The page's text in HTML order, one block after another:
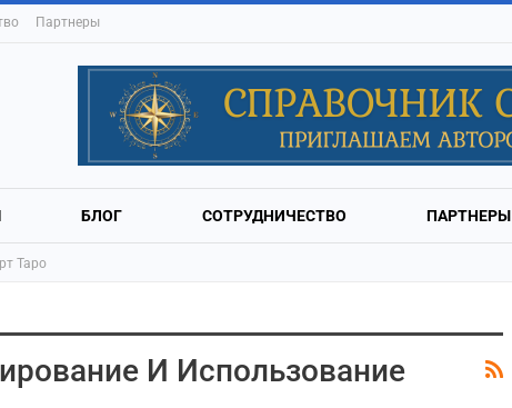
Партнеры
БЛОГ СОТРУДНИЧЕСТВО ПАРТНЕРЫ
Таро
И Использование